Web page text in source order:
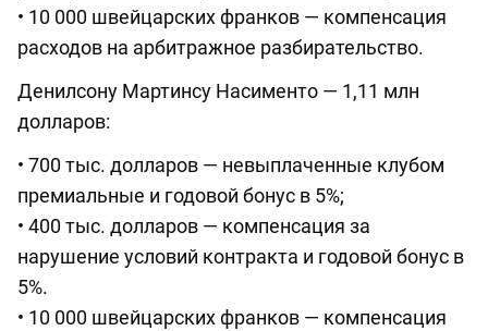
• 10 000 швейцарских франков — компенсация
расходов на арбитражное разбирательство.
Денилсону Мартинсу Насименто — 1,11 млн
долларов:
• 700 тыс. долларов — невыплаченные клубом
премиальные и годовой бонус в 5%;
• 400 тыс. долларов — компенсация за
нарушение условий контракта и годовой бонус в
5%.
• 10 000 швейцарских франков — компенсация